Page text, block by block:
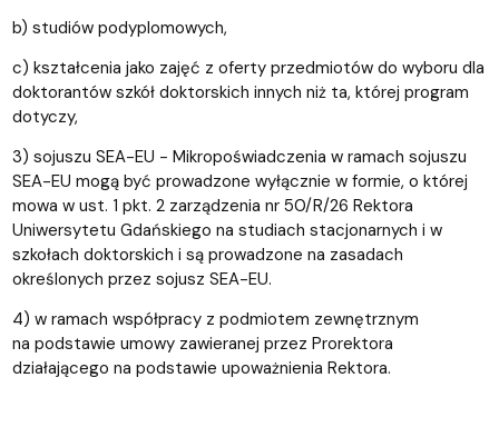
b) studiów podyplomowych,
c) kształcenia jako zajęć z oferty przedmiotów do wyboru dla
doktorantów szkół doktorskich innych niż ta, której program
dotyczy,
3) sojuszu SEA-EU - Mikropoświadczenia w ramach sojuszu
SEA-EU mogą być prowadzone wyłącznie w formie, o której
mowa w ust. 1 pkt. 2 zarządzenia nr 50/R/26 Rektora
Uniwersytetu Gdańskiego na studiach stacjonarnych i w
szkołach doktorskich i są prowadzone na zasadach
określonych przez sojusz SEA-EU.
4) w ramach współpracy z podmiotem zewnętrznym
na podstawie umowy zawieranej przez Prorektora
działającego na podstawie upoważnienia Rektora.